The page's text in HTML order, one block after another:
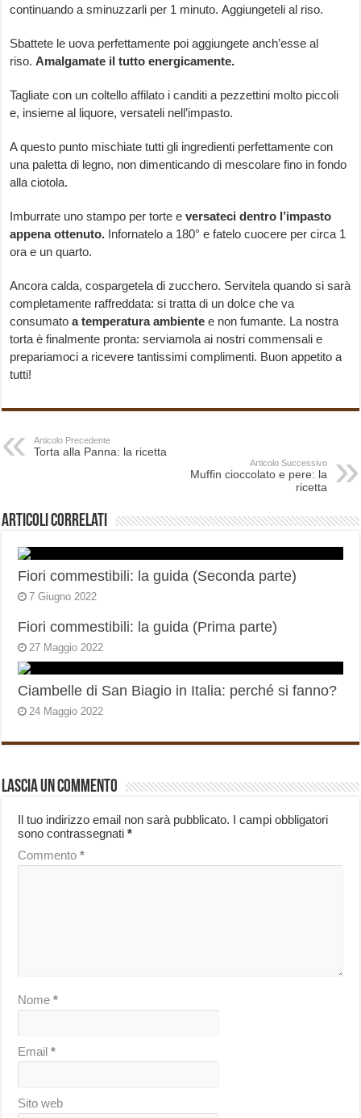
continuando a sminuzzarli per 1 minuto. Aggiungeteli al riso.
Sbattete le uova perfettamente poi aggiungete anch’esse al
riso.Amalgamate il tutto energicamente.
Tagliate con un coltello affilato i canditi a pezzettini molto piccoli
e, insieme al liquore, versateli nell’impasto.
A questo punto mischiate tutti gli ingredienti perfettamente con
una paletta di legno, non dimenticando di mescolare fino in fondo
alla ciotola.
Imburrate uno stampo per torte e versateci dentro l’impasto
appena ottenuto. Infornatelo a 180° e fatelo cuocere per circa 1
ora e un quarto.
Ancora calda, cospargetela di zucchero. Servitela quando si sarà
completamente raffreddata: si tratta di un dolce che va
consumato a temperatura ambiente e non fumante. La nostra
torta è finalmente pronta: serviamola ai nostri commensali e
prepariamoci a ricevere tantissimi complimenti. Buon appetito a
tutti!
Articolo Precedente
Torta alla Panna: la ricetta
Articolo Successivo
Muffin cioccolato e pere: la
ricetta
Articoli correlati
Fiori commestibili: la guida (Seconda parte)
7 Giugno 2022
Fiori commestibili: la guida (Prima parte)
27 Maggio 2022
Ciambelle di San Biagio in Italia: perché si fanno?
24 Maggio 2022
Lascia un commento
Il tuo indirizzo email non sarà pubblicato. I campi obbligatori
sono contrassegnati*
Commento*
Nome*
Email*
Sito web